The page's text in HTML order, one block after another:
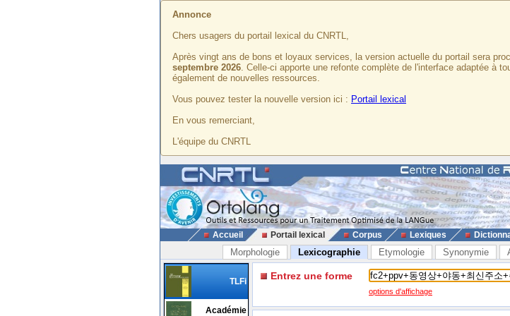
Annonce
Chers usagers du portail lexical du CNRTL,
Après vingt ans de bons et loyaux services, la version actuelle du portail sera
septembre 2026. Celle-ci apporte une refonte complète de l'interface adaptée à
également de nouvelles ressources.
Vous pouvez tester la nouvelle version ici : Portail lexical
En vous remerciant,
L'équipe du CNRTL
Accueil Portail lexical Corpus Lexiques
Morphologie Lexicographie Etymologie Synonymie
TLFi
Académie
Entrez une forme
options d'affichage